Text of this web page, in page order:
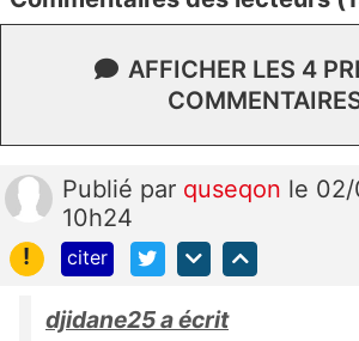
AFFICHER LES 4
Publié par quseqon le 02/
10h24
!
citer
djidane25 a écrit